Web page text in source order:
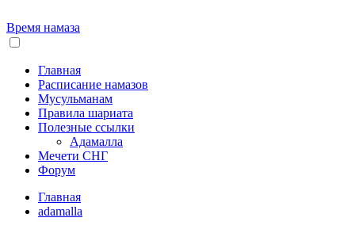
Время намаза
Главная
Расписание намазов
Мусульманам
Правила шариата
Полезные ссылки
Адамалла
Мечети СНГ
Форум
Главная
adamalla